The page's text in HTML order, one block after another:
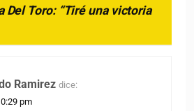
Del Toro: “Tiré una victoria
Ramirez dice:
pm